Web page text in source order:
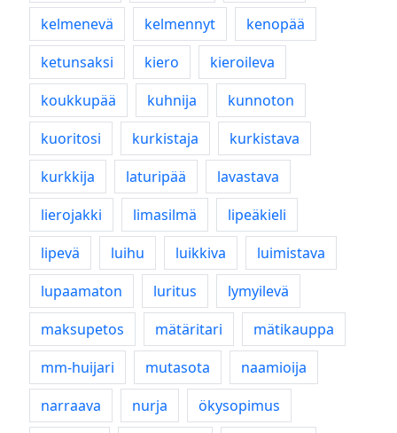
kelmenevä
kelmennyt
kenopää
ketunsaksi
kiero
kieroileva
koukkupää
kuhnija
kunnoton
kuoritosi
kurkistaja
kurkistava
kurkkija
laturipää
lavastava
lierojakki
limasilmä
lipeäkieli
lipevä
luihu luikkiva
luimistava
lupaamaton
luritus
lymyilevä
maksupetos
mätäritari
mätikauppa
mm-huijari
mutasota
naamioija
narraava
nurja
ökysopimus